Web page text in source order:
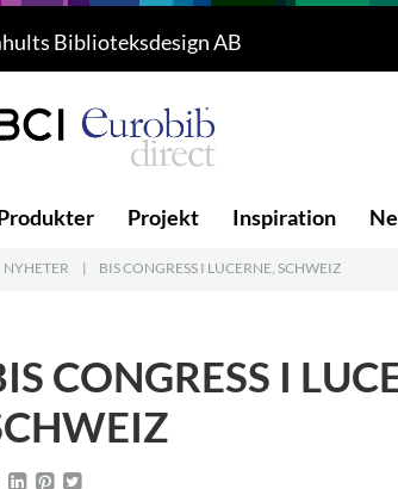
4
Biblioteksdesign AB
Projekt Inspiration
NYHETER | BIS CONGRESS I LUCERNE, SCHWEIZ
CONGRESS I